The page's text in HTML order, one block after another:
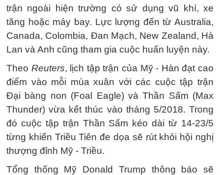
trận ngoài hiện trường có sử dụng vũ khí, xe
tăng hoặc máy bay. Lực lượng đến từ Australia,
Canada, Colombia, Đan Mạch, New Zealand, Hà
Lan và Anh cũng tham gia cuộc huấn luyện này.
Theo Reuters, lịch tập trận của Mỹ - Hàn đạt cao
điểm vào mỗi mùa xuân với các cuộc tập trận
Đại bàng non (Foal Eagle) và Thần Sấm (Max
Thunder) vừa kết thúc vào tháng 5/2018. Trong
đó cuộc tập trận Thần Sấm kéo dài từ 14-23/5
từng khiến Triều Tiên đe dọa sẽ rút khỏi hội nghị
thượng đỉnh Mỹ - Triều.
Tổng thống Mỹ Donald Trump thông báo sẽ